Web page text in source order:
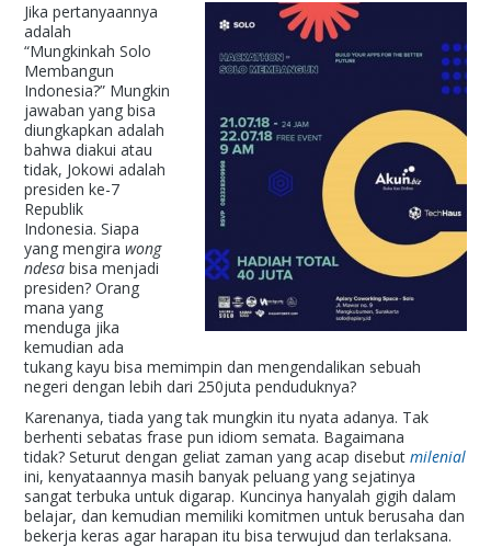
Jika pertanyaannya
adalah
“Mungkinkah Solo
Membangun
Indonesia?” Mungkin
jawaban yang bisa
diungkapkan adalah
bahwa diakui atau
tidak, Jokowi adalah
presiden ke-7
Republik
Indonesia. Siapa
yang mengirawong
ndesa bisa menjadi
presiden? Orang
mana yang
menduga jika
kemudian ada
tukang kayu bisa memimpin dan mengendalikan sebuah
negeri dengan lebih dari 250juta penduduknya?
Karenanya, tiada yang tak mungkin itu nyata adanya. Tak
berhenti sebatas frase pun idiom semata. Bagaimana
tidak? Seturut dengan geliat zaman yang acap disebutmilenial
ini, kenyataannya masih banyak peluang yang sejatinya
sangat terbuka untuk digarap. Kuncinya hanyalah gigih dalam
belajar, dan kemudian memiliki komitmen untuk berusaha dan
bekerja keras agar harapan itu bisa terwujud dan terlaksana.